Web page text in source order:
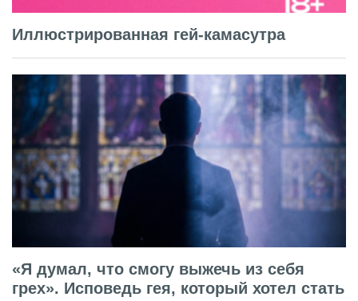
Иллюстрированная гей-камасутра
«Я думал, что смогу выжечь из себя
грех». Исповедь гея, который хотел стать